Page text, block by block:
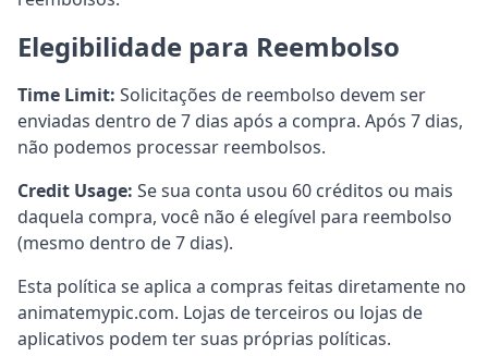
Elegibilidade para Reembolso
Time Limit: Solicitações de reembolso devem ser
enviadas dentro de 7 dias após a compra. Após 7 dias,
não podemos processar reembolsos.
Credit Usage: Se sua conta usou 60 créditos ou mais
daquela compra, você não é elegível para reembolso
(mesmo dentro de 7 dias).
Esta política se aplica a compras feitas diretamente no
animatemypic.com. Lojas de terceiros ou lojas de
aplicativos podem ter suas próprias políticas.